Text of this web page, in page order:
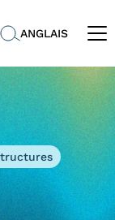
ANGLAIS